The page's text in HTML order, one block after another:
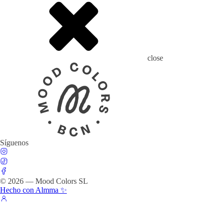
close
Síguenos
© 2026 — Mood Colors SL
Hecho con Almma ✨